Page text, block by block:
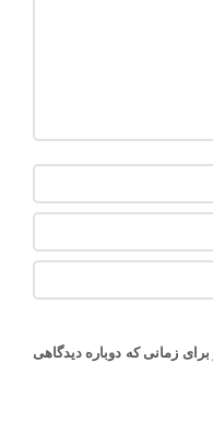
زمانی که دوباره دیدگاهی